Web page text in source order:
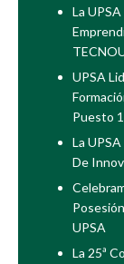
La
UPSA
Puesto
La
De
UPSA
La 25ª